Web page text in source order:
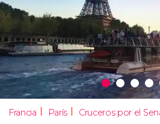
Francia París